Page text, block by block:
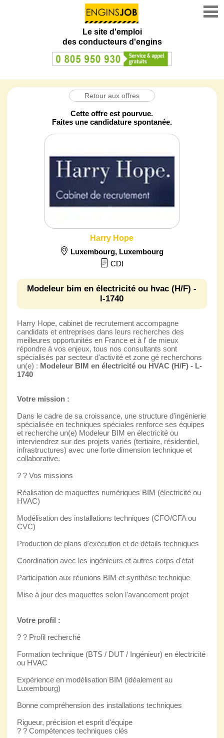
Le site d'emploi
des conducteurs d'engins
Retour aux offres
Cette offre est pourvue.
Faites une candidature spontanée.
Harry Hope
Luxembourg, Luxembourg
CDI
Modeleur bim en électricité ou hvac (H/F) -
l-1740
Harry Hope, cabinet de recrutement accompagne
candidats et entreprises dans leurs recherches des
meilleures opportunités en France et à l' de mieux
répondre à vos enjeux, tous nos consultants sont
spécialisés par secteur d'activité et zone gé recherchons
un(e) : Modeleur BIM en électricité ou HVAC (H/F) - L-
1740
Votre mission :
Dans le cadre de sa croissance, une structure d'ingénierie
spécialisée en techniques spéciales renforce ses équipes
et recherche un(e) Modeleur BIM en électricité ou
interviendrez sur des projets variés (tertiaire, résidentiel,
infrastructures) avec une forte dimension technique et
collaborative.
? ? Vos missions
Réalisation de maquettes numériques BIM (électricité ou
HVAC)
Modélisation des installations techniques (CFO/CFA ou
CVC)
Production de plans d'exécution et de détails techniques
Coordination avec les ingénieurs et autres corps d'état
Participation aux réunions BIM et synthèse technique
Mise à jour des maquettes selon l'avancement projet
Votre profil :
? ? Profil recherché
Formation technique (BTS / DUT / Ingénieur) en électricité
ou HVAC
Expérience en modélisation BIM (idéalement au
Luxembourg)
Bonne compréhension des installations techniques
Rigueur, précision et esprit d'équipe
? ? Compétences techniques clés